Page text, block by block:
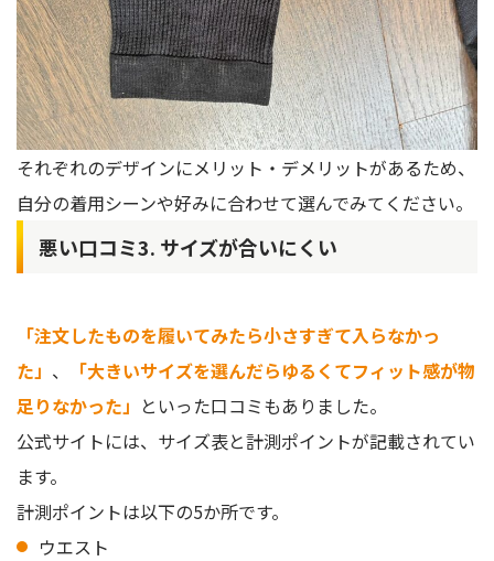
それぞれのデザインにメリット・デメリットがあるため、
自分の着用シーンや好みに合わせて選んでみてください。
悪い口コミ3. サイズが合いにくい
「注文したものを履いてみたら小さすぎて入らなかっ
た」 、
「大きいサイズを選んだらゆるくてフィット感が物
足りなかった」 といった口コミもありました。
公式サイトには、サイズ表と計測ポイントが記載されてい
ます。
計測ポイントは以下の5か所です。
ウエスト